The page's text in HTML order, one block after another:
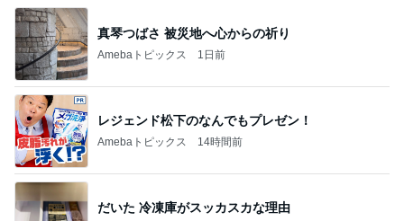
真琴つばさ 被災地へ心からの祈り
Amebaトピックス 1日前
レジェンド松下のなんでもプレゼン！
Amebaトピックス 14時間前
だいた 冷凍庫がスッカスカな理由